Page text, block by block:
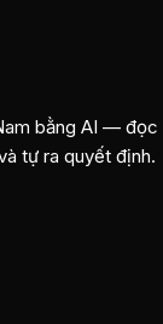
bằng AI — đọc
tự ra quyết định.